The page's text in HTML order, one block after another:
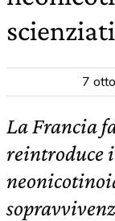
7
La Francia
reintroduce